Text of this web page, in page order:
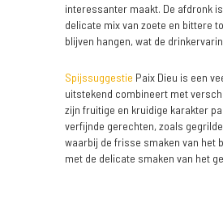
interessanter maakt. De afdronk
delicate mix van zoete en bittere
blijven hangen, wat de
Spijssuggestie Paix Dieu is een
uitstekend combineert met
zijn fruitige en kruidige karakter
verfijnde gerechten, zoals
waarbij de frisse smaken van het
met de delicate smaken van het